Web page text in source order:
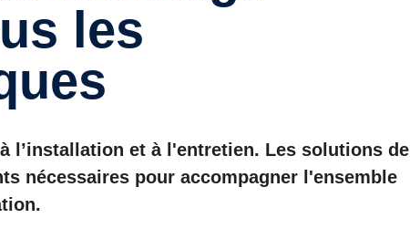
les
l’installation et à l'entretien. Les solutions de
nécessaires pour accompagner l'ensemble